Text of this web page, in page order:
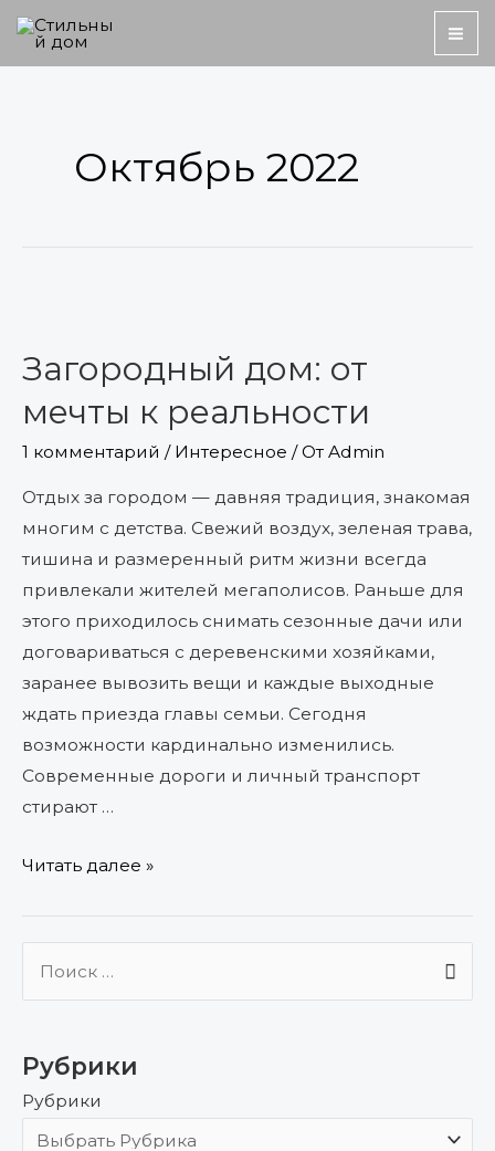
Перейти
Октябрь 2022
Загородный дом: от
мечты к реальности
1 комментарий / Интересное / От Admin
Отдых за городом — давняя традиция, знакомая
многим с детства. Свежий воздух, зеленая трава,
тишина и размеренный ритм жизни всегда
привлекали жителей мегаполисов. Раньше для
этого приходилось снимать сезонные дачи или
договариваться с деревенскими хозяйками,
заранее вывозить вещи и каждые выходные
ждать приезда главы семьи. Сегодня
возможности кардинально изменились.
Современные дороги и личный транспорт
стирают …
от
к
реальности
Читать далее »
с
к
Рубрики
Рубрики